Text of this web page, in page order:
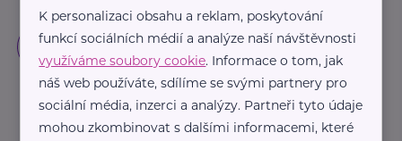
K personalizaci obsahu a reklam, poskytování
funkcí sociálních médií a analýze naší návštěvnosti
využíváme soubory cookie. Informace o tom, jak
náš web používáte, sdílíme se svými partnery pro
sociální média, inzerci a analýzy. Partneři tyto údaje
mohou zkombinovat s dalšími informacemi, které